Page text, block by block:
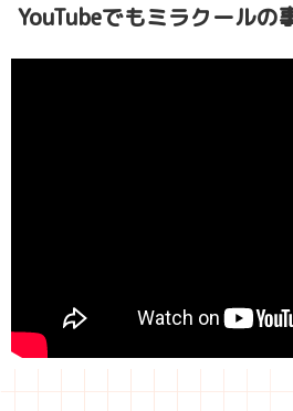
YouTubeでもミラクールの